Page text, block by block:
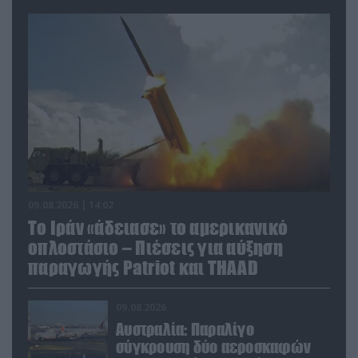
Το Ιράν «άδειασε» το αμερικανικό
οπλοστάσιο – Πιέσεις για αύξηση
παραγωγής Patriot και THAAD
Αυστραλία: Παραλίγο
σύγκρουση δύο αεροσκαφών